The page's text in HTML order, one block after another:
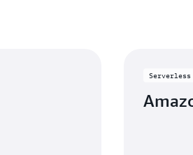
Serverless